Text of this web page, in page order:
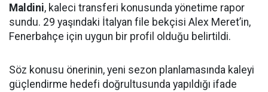
Maldini, kaleci transferi konusunda yönetime rapor
sundu. 29 yaşındaki İtalyan file bekçisi Alex Meret’in,
Fenerbahçe için uygun bir profil olduğu belirtildi.
Söz konusu önerinin, yeni sezon planlamasında kaleyi
güçlendirme hedefi doğrultusunda yapıldığı ifade